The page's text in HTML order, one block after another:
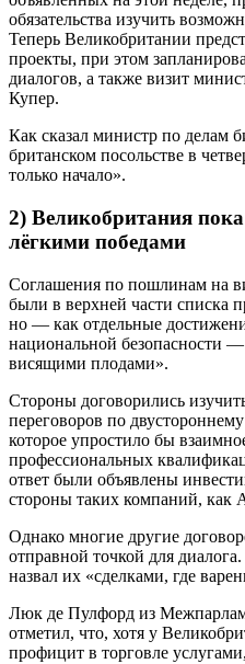
обязательства изучить
Теперь Великобритании
проекты, при этом
диалогов, а также визит
Купер.
Как сказал министр по делам
британском посольстве в
только начало».
2) Великобритания
лёгкими победами
Соглашения по пошлинам на
были в верхней части списка
но — как отдельные
национальной безопасности
висящими плодами».
Стороны договорились
переговоров по
которое упростило бы
профессиональных
ответ были объявлены
стороны таких компаний, как
Однако многие другие
отправной точкой для
назвал их «сделками, где
Люк де Пулфорд из
отметил, что, хотя у
профицит в торговле